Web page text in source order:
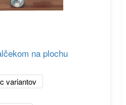
na plochu
variantov